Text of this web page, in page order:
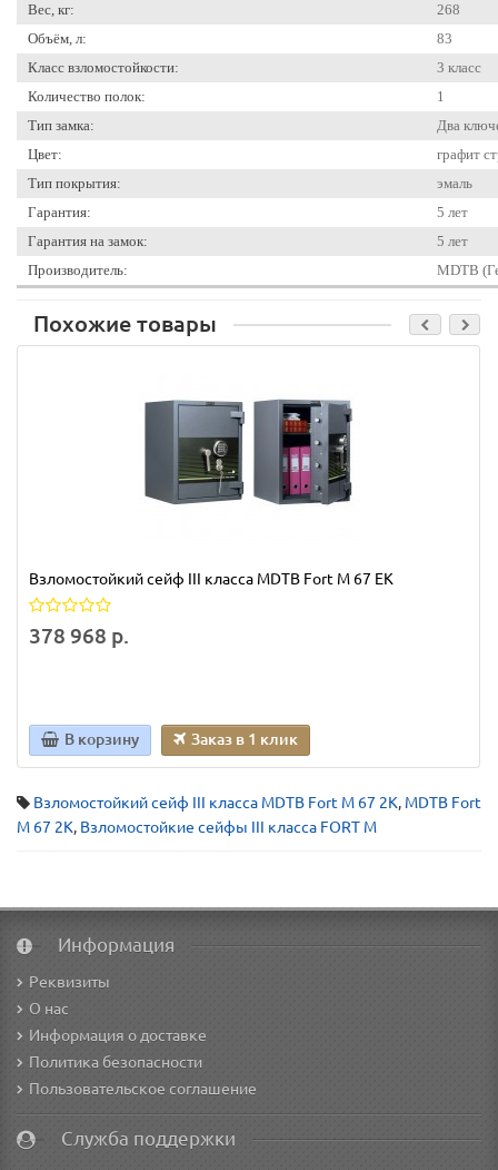
Вес, кг:
268
Объём, л:
83
Класс взломостойкости:
3 класс
Количество полок:
1
Тип замка:
Два
Цвет:
графит
Тип покрытия:
эмаль
Гарантия:
5 лет
Гарантия на замок:
5 лет
Производитель:
MDTB
Похожие товары
Взломостойкий сейф III класса MDTB Fort M 67 EK
378 968 р.
В корзину Заказ в 1 клик
Взломостойкий сейф III класса MDTB Fort M 67 2K, MDTB Fort
M 67 2K, Взломостойкие сейфы III класса FORT M
Информация
Реквизиты
О нас
Информация о доставке
Политика безопасности
Пользовательское соглашение
Служба поддержки